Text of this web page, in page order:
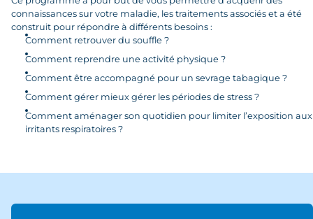
connaissances sur votre maladie, les traitements associés et a été
construit pour répondre à différents besoins :
Comment retrouver du souffle ?
Comment reprendre une activité physique ?
Comment être accompagné pour un sevrage tabagique ?
Comment gérer mieux gérer les périodes de stress ?
Comment aménager son quotidien pour limiter l’exposition aux
irritants respiratoires ?